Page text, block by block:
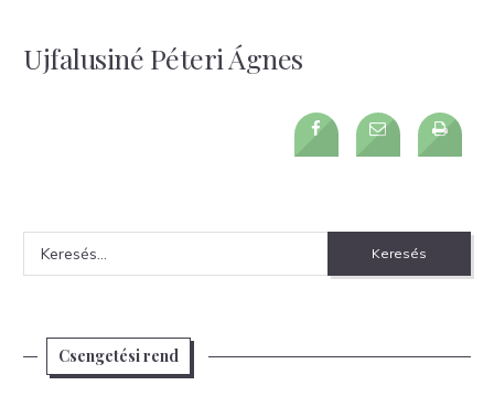
Ujfalusiné Péteri Ágnes
Keresés:
Csengetési rend